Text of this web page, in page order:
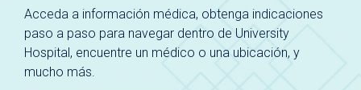
Acceda a información médica, obtenga indicaciones
paso a paso para navegar dentro de University
Hospital, encuentre un médico o una ubicación, y
mucho más.